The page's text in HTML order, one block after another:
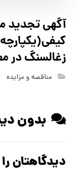
آگهي تجدید
زغالسنگ در
مناقصه و مزایده
بدون
دیدگاهتان